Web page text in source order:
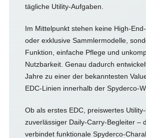
tägliche Utility-Aufgaben.
Im Mittelpunkt stehen keine High-
oder exklusive Sammlermodelle,
Funktion, einfache Pflege und
Nutzbarkeit. Genau dadurch
Jahre zu einer der bekanntesten
EDC-Linien innerhalb der Spyderco-
Ob als erstes EDC, preiswertes
zuverlässiger Daily-Carry-Begleiter –
verbindet funktionale Spyderco-